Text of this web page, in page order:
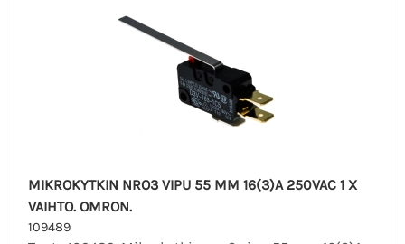
MIKROKYTKIN NRO3 VIPU 55 MM 16(3)A 250VAC 1 X
VAIHTO. OMRON.
109489